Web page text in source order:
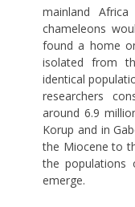
mainland
chameleons
found a home
isolated from
identical
researchers
around 6.9
Korup and in
the Miocene to
the populations
emerge.